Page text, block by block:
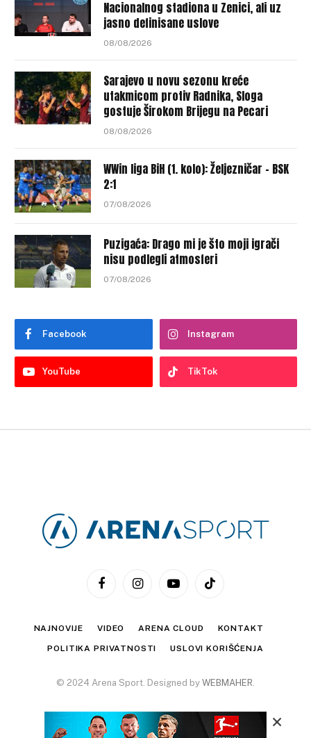
Nacionalnog stadiona u Zenici, ali uz
jasno definisane uslove
08/08/2026
Sarajevo u novu sezonu kreće
utakmicom protiv Radnika, Sloga
gostuje Širokom Brijegu na Pecari
08/08/2026
WWin liga BiH (1. kolo): Željezničar – BSK
2:1
07/08/2026
Puzigaća: Drago mi je što moji igrači
nisu podlegli atmosferi
07/08/2026
Facebook Instagram
YouTube TikTok
FacebookInstagramYouTubeTikTok
NAJNOVIJE VIDEO ARENA CLOUD KONTAKT
POLITIKA PRIVATNOSTI USLOVI KORIŠĆENJA
© 2024 Arena Sport. Designed by WEBMAHER
×